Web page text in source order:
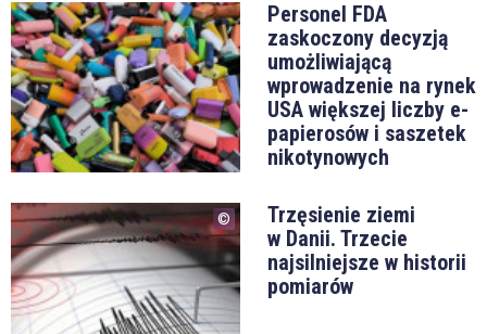
Personel FDA
zaskoczony decyzją
umożliwiającą
wprowadzenie na rynek
USA większej liczby e-
papierosów i saszetek
nikotynowych
Trzęsienie ziemi
w Danii. Trzecie
najsilniejsze w historii
pomiarów